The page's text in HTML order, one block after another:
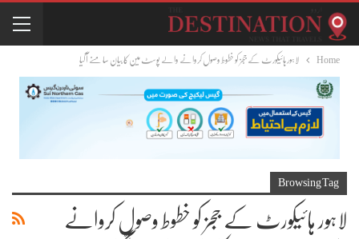
Home لاہور ہائیکورٹ کے ججز کو خطوط وصول کروانے والے پوسٹ مین کا بیان سامنے آگیا
Browsing Tag
لاہور ہائیکورٹ کے ججز کو خطوط وصول کروانے